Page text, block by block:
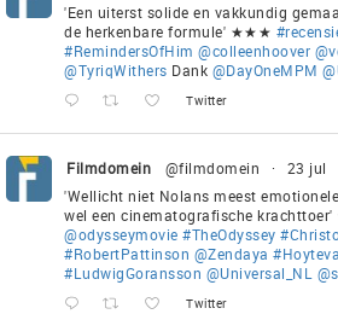
'Een uiterst solide en vakkundig
de herkenbare formule' ★★★
#RemindersOfHim @colleenhoover
@TyriqWithers Dank @DayOneMPM
Twitter
Filmdomein @filmdomein ·
23 jul
'Wellicht niet Nolans meest
wel een cinematografische
@odysseymovie #TheOdyssey
#RobertPattinson @Zendaya
#LudwigGoransson @Universal_NL
Twitter